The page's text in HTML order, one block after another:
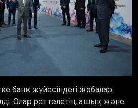
банк жүйесіндегі жобалар
Олар реттелетін, ашық және